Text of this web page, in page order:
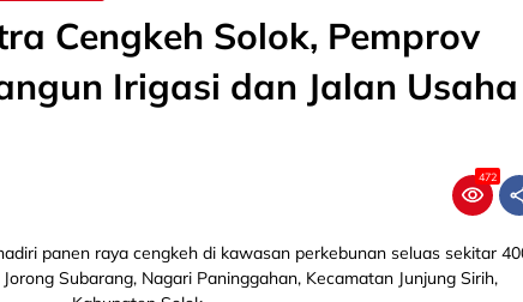
Cengkeh Solok, Pemprov
Irigasi dan Jalan Usaha
472